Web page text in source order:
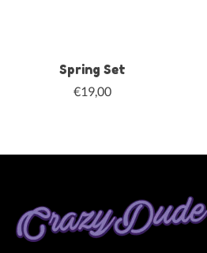
Spring Set
€19,00